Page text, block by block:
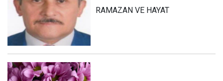
RAMAZAN VE HAYAT